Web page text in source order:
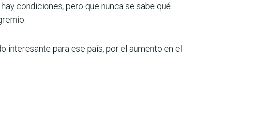
condiciones, pero que nunca se sabe qué
inte­resante para ese país, por el aumento en el